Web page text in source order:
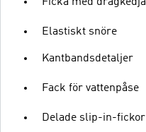
Elastiskt snöre
Kantbandsdetaljer
Fack för vattenpåse
Delade slip-in-fickor